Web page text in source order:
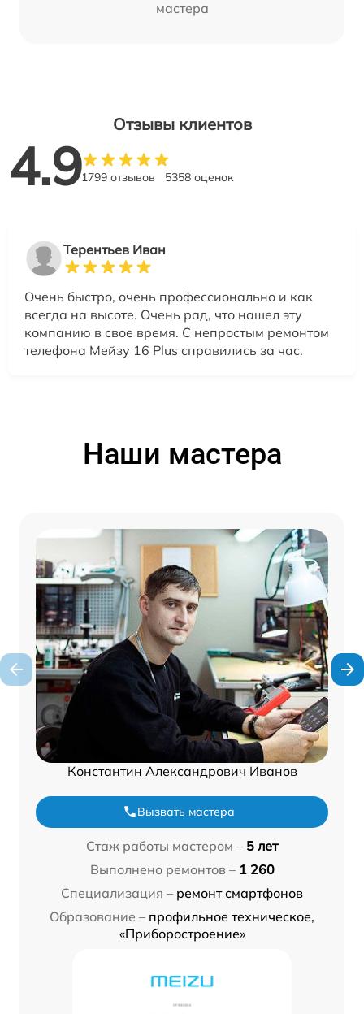
мастера
Отзывы клиентов
4.91799 отзывов 5358 оценок
Терентьев Иван
Очень быстро, очень профессионально и как
всегда на высоте. Очень рад, что нашел эту
компанию в свое время. С непростым ремонтом
телефона Мейзу 16 Plus справились за час.
Наши мастера
Константин Александрович Иванов
Вызвать мастера
Стаж работы мастером – 5 лет
Выполнено ремонтов – 1 260
Специализация – ремонт смартфонов
Образование – профильное техническое,
«Приборостроение»